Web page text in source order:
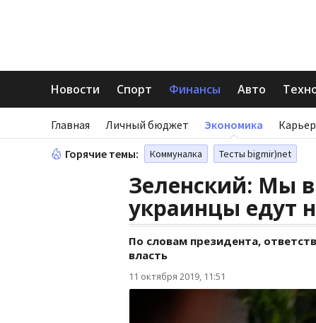
Новости Спорт Финансы Авто
Главная Личный бюджет Экономика
Горячие темы: Коммуналка Тесты bigmir)net
Зеленский: Мы
украинцы едут
По словам президента,
власть
11 октября 2019, 11:51